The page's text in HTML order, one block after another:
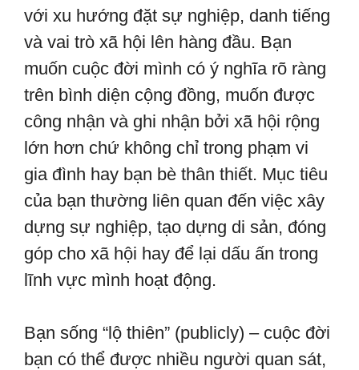
với xu hướng đặt sự nghiệp, danh tiếng
và vai trò xã hội lên hàng đầu. Bạn
muốn cuộc đời mình có ý nghĩa rõ ràng
trên bình diện cộng đồng, muốn được
công nhận và ghi nhận bởi xã hội rộng
lớn hơn chứ không chỉ trong phạm vi
gia đình hay bạn bè thân thiết. Mục tiêu
của bạn thường liên quan đến việc xây
dựng sự nghiệp, tạo dựng di sản, đóng
góp cho xã hội hay để lại dấu ấn trong
lĩnh vực mình hoạt động.
Bạn sống “lộ thiên” (publicly) – cuộc đời
bạn có thể được nhiều người quan sát,